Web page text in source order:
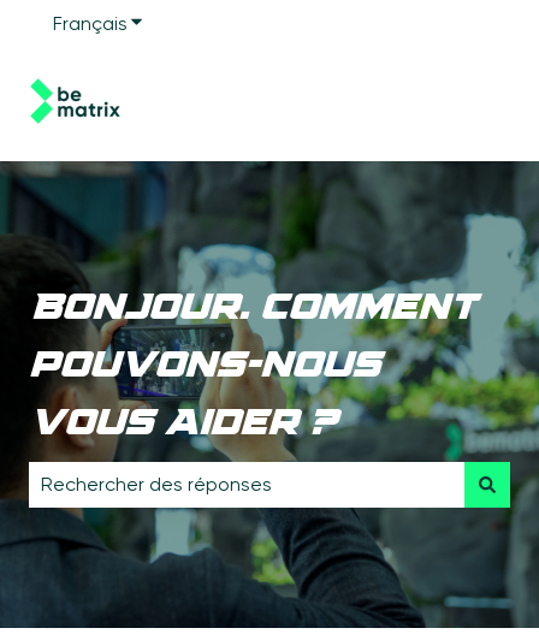
Français Afficher le sous-menu pour les traductions
Bonjour. Comment
pouvons-nous
vous aider ?
Il n'y a aucune suggestion car le champ de recherche